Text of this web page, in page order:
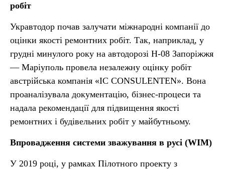
робіт
Укравтодор почав залучати міжнародні компанії до
оцінки якості ремонтних робіт. Так, наприклад, у
грудні минулого року на автодорозі Н-08 Запоріжжя
— Маріуполь провела незалежну оцінку робіт
австрійська компанія «IC CONSULENTEN». Вона
проаналізувала документацію, бізнес-процеси та
надала рекомендації для підвищення якості
ремонтних і будівельних робіт у майбутньому.
Впровадження системи зважування в русі (WIM)
У 2019 році, у рамках Пілотного проекту з